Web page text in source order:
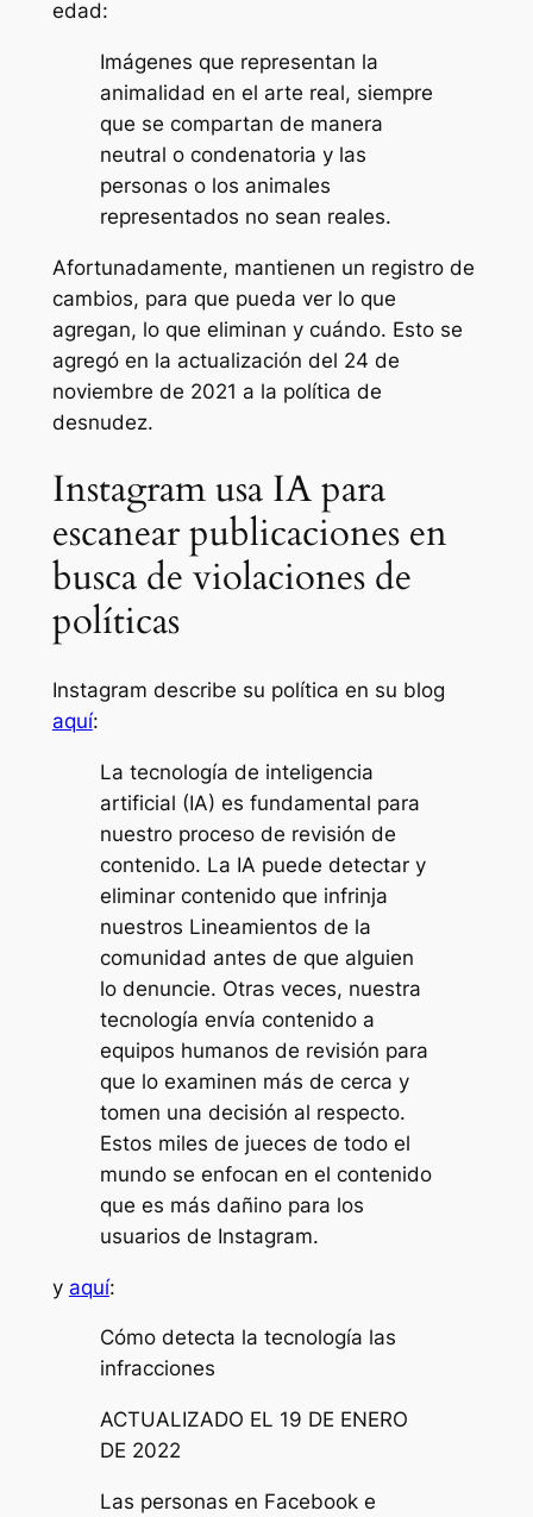
edad:
Imágenes que representan la
animalidad en el arte real, siempre
que se compartan de manera
neutral o condenatoria y las
personas o los animales
representados no sean reales.
Afortunadamente, mantienen un registro de
cambios, para que pueda ver lo que
agregan, lo que eliminan y cuándo. Esto se
agregó en la actualización del 24 de
noviembre de 2021 a la política de
desnudez.
Instagram usa IA para
escanear publicaciones en
busca de violaciones de
políticas
Instagram describe su política en su blog
aquí:
La tecnología de inteligencia
artificial (IA) es fundamental para
nuestro proceso de revisión de
contenido. La IA puede detectar y
eliminar contenido que infrinja
nuestros Lineamientos de la
comunidad antes de que alguien
lo denuncie. Otras veces, nuestra
tecnología envía contenido a
equipos humanos de revisión para
que lo examinen más de cerca y
tomen una decisión al respecto.
Estos miles de jueces de todo el
mundo se enfocan en el contenido
que es más dañino para los
usuarios de Instagram.
y aquí:
Cómo detecta la tecnología las
infracciones
ACTUALIZADO EL 19 DE ENERO
DE 2022
Las personas en Facebook e